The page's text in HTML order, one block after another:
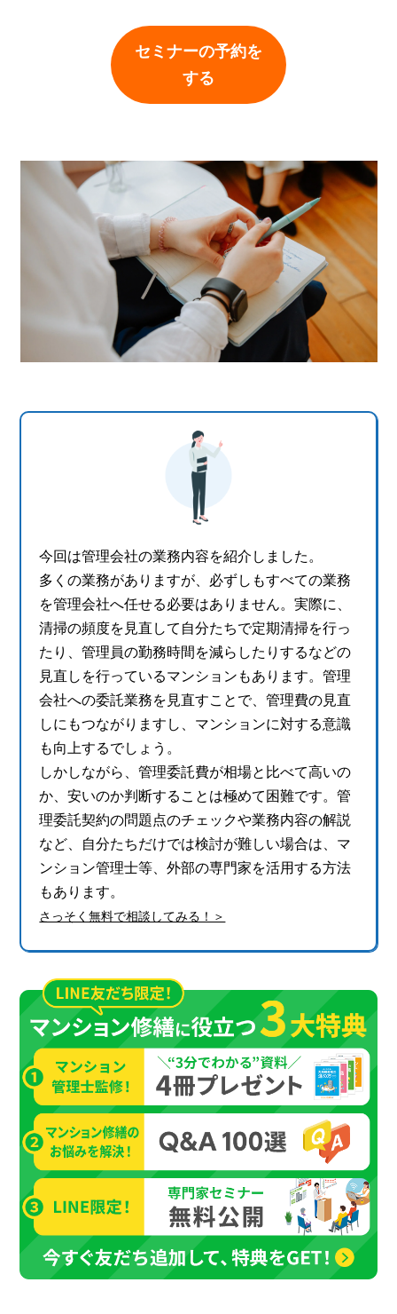
セミナーの予約を
する
今回は管理会社の業務内容を紹介しました。
多くの業務がありますが、必ずしもすべての業務
を管理会社へ任せる必要はありません。実際に、
清掃の頻度を見直して自分たちで定期清掃を行っ
たり、管理員の勤務時間を減らしたりするなどの
見直しを行っているマンションもあります。管理
会社への委託業務を見直すことで、管理費の見直
しにもつながりますし、マンションに対する意識
も向上するでしょう。
しかしながら、管理委託費が相場と比べて高いの
か、安いのか判断することは極めて困難です。管
理委託契約の問題点のチェックや業務内容の解説
など、自分たちだけでは検討が難しい場合は、マ
ンション管理士等、外部の専門家を活用する方法
もあります。
さっそく無料で相談してみる！＞